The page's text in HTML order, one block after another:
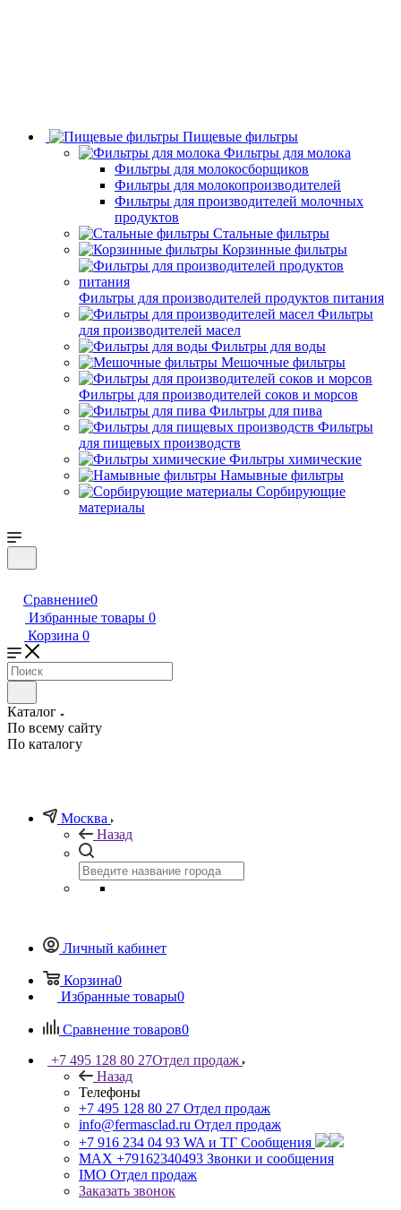
Пищевые фильтры
Фильтры для молока
Фильтры для молокосборщиков
Фильтры для молокопроизводителей
Фильтры для производителей молочных
продуктов
Стальные фильтры
Корзинные фильтры
Фильтры для производителей продуктов питания
Фильтры
для производителей масел
Фильтры для воды
Мешочные фильтры
Фильтры для производителей соков и морсов
Фильтры для пива
Фильтры
для пищевых производств
Фильтры химические
Намывные фильтры
Сорбирующие
материалы
Сравнение0
Избранные товары 0
Корзина 0
Каталог
По всему сайту
По каталогу
Москва
Назад
Личный кабинет
Корзина0
Избранные товары0
Сравнение товаров0
+7 495 128 80 27Отдел продаж
Назад
Телефоны
+7 495 128 80 27 Отдел продаж
info@fermasclad.ru Отдел продаж
+7 916 234 04 93 WA и ТГ Сообщения
MAX +79162340493 Звонки и сообщения
IMO Отдел продаж
Заказать звонок